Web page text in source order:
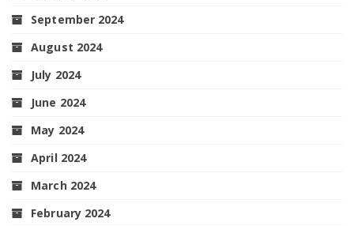
September 2024
August 2024
July 2024
June 2024
May 2024
April 2024
March 2024
February 2024